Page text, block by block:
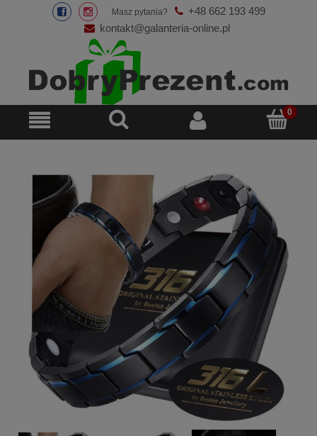
Masz pytania?
+48 662 193 499
kontakt@galanteria-online.pl